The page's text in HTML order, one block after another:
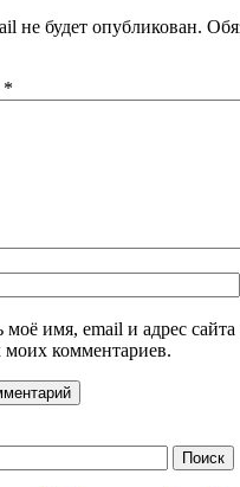
не будет опубликован.
*
имя, email и адрес сайта
комментариев.